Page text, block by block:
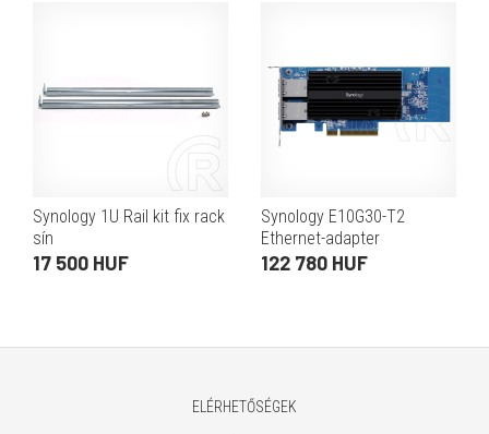
Synology 1U Rail kit fix rack
sín
17 500 HUF
Synology E10G30-T2
Ethernet-adapter
122 780 HUF
ELÉRHETŐSÉGEK